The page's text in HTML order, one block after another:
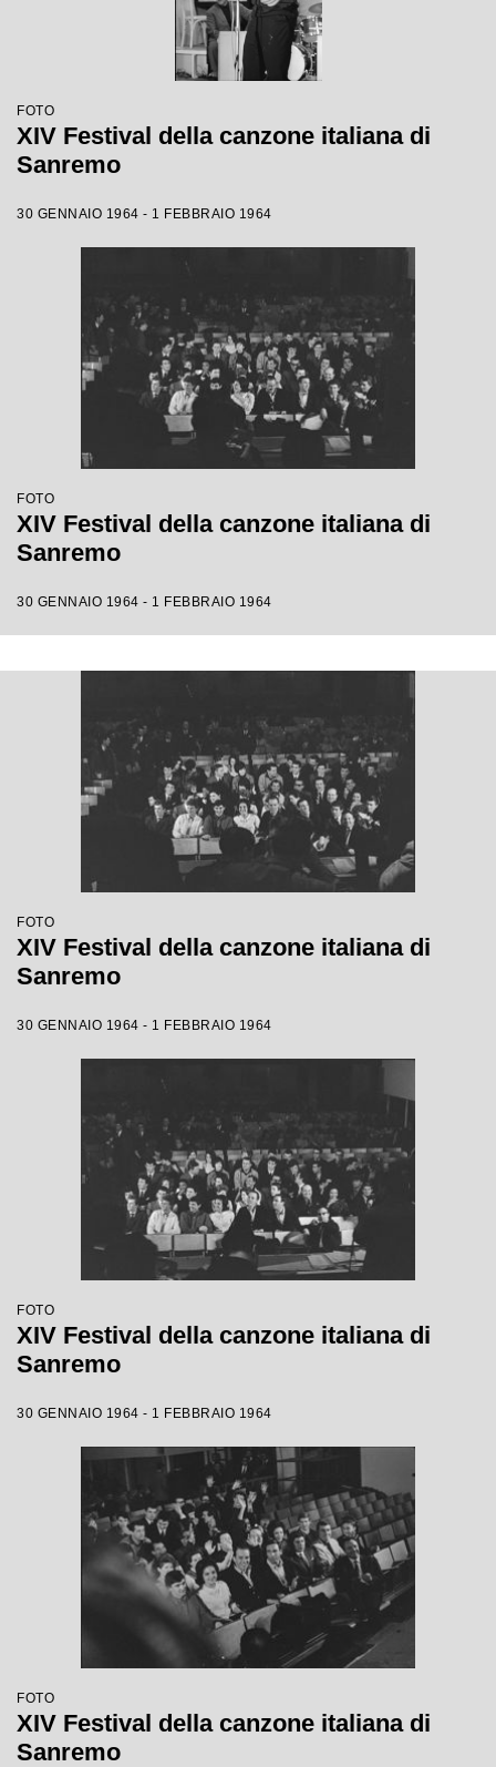
FOTO
XIV Festival della canzone italiana di
Sanremo
30 GENNAIO 1964 - 1 FEBBRAIO 1964
FOTO
XIV Festival della canzone italiana di
Sanremo
30 GENNAIO 1964 - 1 FEBBRAIO 1964
FOTO
XIV Festival della canzone italiana di
Sanremo
30 GENNAIO 1964 - 1 FEBBRAIO 1964
FOTO
XIV Festival della canzone italiana di
Sanremo
30 GENNAIO 1964 - 1 FEBBRAIO 1964
FOTO
XIV Festival della canzone italiana di
Sanremo